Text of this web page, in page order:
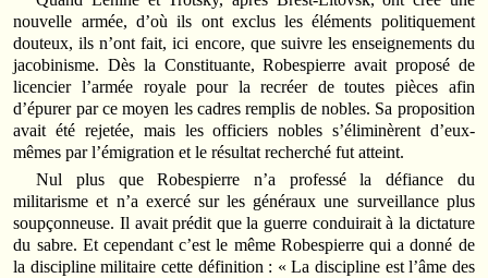
nouvelle armée, d’où ils ont exclus les éléments politiquement
douteux, ils n’ont fait, ici encore, que suivre les enseignements du
jacobinisme. Dès la Constituante, Robespierre avait proposé de
licencier l’armée royale pour la recréer de toutes pièces afin
d’épurer par ce moyen les cadres remplis de nobles. Sa proposition
avait été rejetée, mais les officiers nobles s’éliminèrent d’eux-
mêmes par l’émigration et le résultat recherché fut atteint.
Nul plus que Robespierre n’a professé la défiance du
militarisme et n’a exercé sur les généraux une surveillance plus
soupçonneuse. Il avait prédit que la guerre conduirait à la dictature
du sabre. Et cependant c’est le même Robespierre qui a donné de
la discipline militaire cette définition : « La discipline est l’âme des